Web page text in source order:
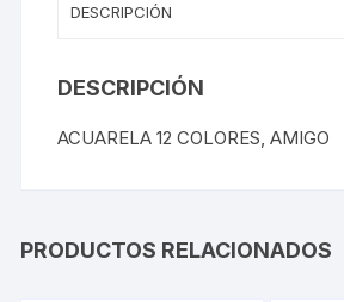
DESCRIPCIÓN
DESCRIPCIÓN
ACUARELA 12 COLORES, AMIGO
PRODUCTOS RELACIONADOS